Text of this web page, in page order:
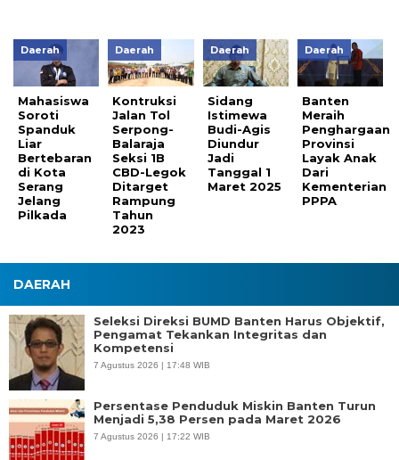
Daerah
Mahasiswa
Soroti
Spanduk
Liar
Bertebaran
di Kota
Serang
Jelang
Pilkada
Daerah
Kontruksi
Jalan Tol
Serpong-
Balaraja
Seksi 1B
CBD-Legok
Ditarget
Rampung
Tahun
2023
Daerah
Sidang
Istimewa
Budi-Agis
Diundur
Jadi
Tanggal 1
Maret 2025
Daerah
Banten
Meraih
Penghargaan
Provinsi
Layak Anak
Dari
Kementerian
PPPA
DAERAH
Seleksi Direksi BUMD Banten Harus Objektif,
Pengamat Tekankan Integritas dan
Kompetensi
7 Agustus 2026 | 17:48 WIB
Persentase Penduduk Miskin Banten Turun
Menjadi 5,38 Persen pada Maret 2026
7 Agustus 2026 | 17:22 WIB